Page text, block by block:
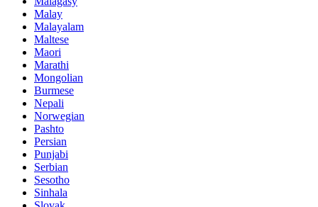
Malay
Malayalam
Maltese
Maori
Marathi
Mongolian
Burmese
Nepali
Norwegian
Pashto
Persian
Punjabi
Serbian
Sesotho
Sinhala